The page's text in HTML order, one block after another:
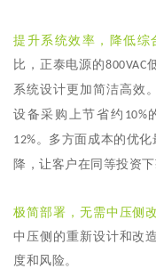
提升系统效率，降低综
比，正泰电源的800VAC
系统设计更加简洁高效
设备采购上节省约 10%
12%。多方面成本的优
降，让客户在同等投资
极简部署，无需中压侧
中压侧的重新设计和改
度和风险。